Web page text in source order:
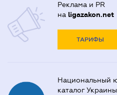
Реклама и PR
на ligazakon.net
ТАРИФЫ
Национальный
каталог Украины